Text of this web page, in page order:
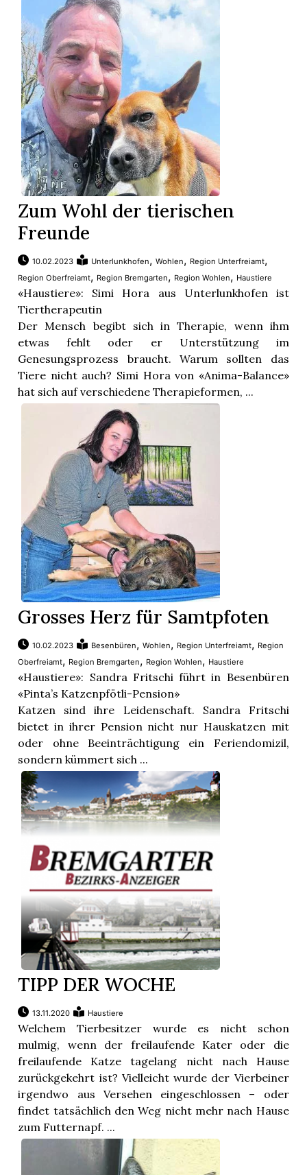
Zum Wohl der tierischen
Freunde
10.02.2023 Unterlunkhofen,Wohlen, Region Unterfreiamt,
Region Oberfreiamt, Region Bremgarten, Region Wohlen, Haustiere
«Haustiere»: Simi Hora aus Unterlunkhofen ist
Tiertherapeutin
Der Mensch begibt sich in Therapie, wenn ihm
etwas fehlt oder er Unterstützung im
Genesungsprozess braucht. Warum sollten das
Tiere nicht auch? Simi Hora von «Anima-Balance»
hat sich auf verschiedene Therapieformen, ...
Grosses Herz für Samtpfoten
10.02.2023 Besenbüren,Wohlen, Region Unterfreiamt, Region
Oberfreiamt, Region Bremgarten, Region Wohlen, Haustiere
«Haustiere»: Sandra Fritschi führt in Besenbüren
«Pinta’s Katzenpfötli-Pension»
Katzen sind ihre Leidenschaft. Sandra Fritschi
bietet in ihrer Pension nicht nur Hauskatzen mit
oder ohne Beeinträchtigung ein Feriendomizil,
sondern kümmert sich ...
TIPP DER WOCHE
13.11.2020 Haustiere
Welchem Tierbesitzer wurde es nicht schon
mulmig, wenn der freilaufende Kater oder die
freilaufende Katze tagelang nicht nach Hause
zurückgekehrt ist? Vielleicht wurde der Vierbeiner
irgendwo aus Versehen eingeschlossen – oder
findet tatsächlich den Weg nicht mehr nach Hause
zum Futternapf. ...